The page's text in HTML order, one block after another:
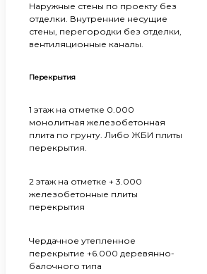
Наружные стены по проекту без
отделки. Внутренние несущие
стены, перегородки без отделки,
вентиляционные каналы.
Перекрытия
1 этаж на отметке 0.000
монолитная железобетонная
плита по грунту. Либо ЖБИ плиты
перекрытия.
2 этаж на отметке + 3.000
железобетонные плиты
перекрытия
Чердачное утепленное
перекрытие +6.000 деревянно-
балочного типа